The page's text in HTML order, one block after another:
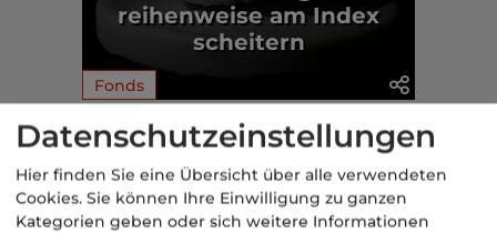
reihenweise am Index
scheitern
Fonds
Aus der dvb-Redaktion
Politik
Datenschutzeinstellungen
Hier finden Sie eine Übersicht über alle verwendeten
Cookies. Sie können Ihre Einwilligung zu ganzen
Kategorien geben oder sich weitere Informationen